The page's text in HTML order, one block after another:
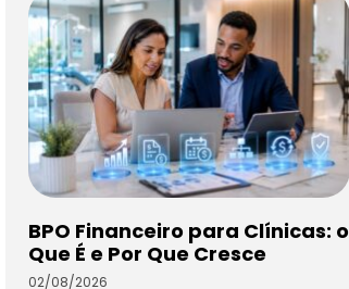
BPO Financeiro para Clínicas: o
Que É e Por Que Cresce
02/08/2026